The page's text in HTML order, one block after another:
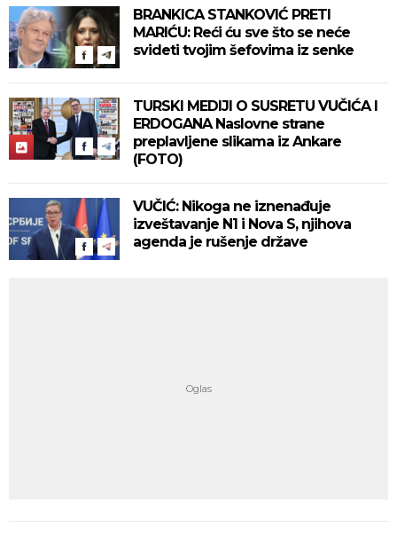
BRANKICA STANKOVIĆ PRETI
MARIĆU: Reći ću sve što se neće
svideti tvojim šefovima iz senke
TURSKI MEDIJI O SUSRETU VUČIĆA I
ERDOGANA Naslovne strane
preplavljene slikama iz Ankare
(FOTO)
VUČIĆ: Nikoga ne iznenađuje
izveštavanje N1 i Nova S, njihova
agenda je rušenje države